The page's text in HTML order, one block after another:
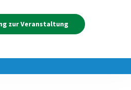
zur Veranstaltung